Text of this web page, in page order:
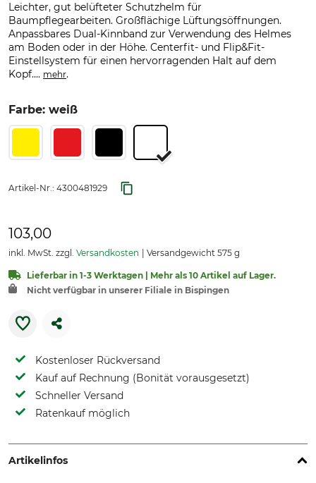
Leichter, gut belüfteter Schutzhelm für
Baumpflegearbeiten. Großflächige Lüftungsöffnungen.
Anpassbares Dual-Kinnband zur Verwendung des Helmes
am Boden oder in der Höhe. Centerfit- und Flip&Fit-
Einstellsystem für einen hervorragenden Halt auf dem
Kopf.... mehr.
Farbe: weiß
Artikel-Nr.: 4300481929
103,00
inkl. MwSt. zzgl. Versandkosten Versandgewicht 575 g
Lieferbar in 1-3 Werktagen | Mehr als 10 Artikel auf Lager.
Nicht verfügbar in unserer Filiale in Bispingen
Kostenloser Rückversand
Kauf auf Rechnung (Bonität vorausgesetzt)
Schneller Versand
Ratenkauf möglich
Artikelinfos